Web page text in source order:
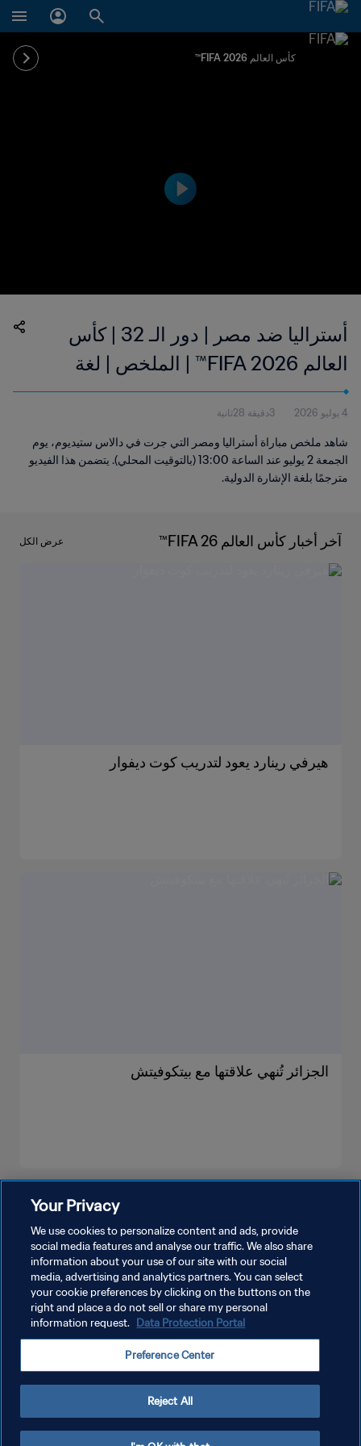
كأس العالم FIFA 2026™
أستراليا ضد مصر | دور الـ 32 | كأس
العالم FIFA 2026™ | الملخص | لغة
الإشارة الدولية (IS)
4 يوليو 2026 3دقيقة 28ثانية
شاهد ملخص مباراة أستراليا ومصر التي جرت في دالاس ستيديوم، يوم
الجمعة 2 يوليو عند الساعة 13:00 (بالتوقيت المحلي). يتضمن هذا الفيديو
مترجمًا بلغة الإشارة الدولية.
آخر أخبار كأس العالم FIFA 26™ عرض الكل
هيرفي رينارد يعود لتدريب كوت ديفوار
الجزائر تُنهي علاقتها مع بيتكوفيتش
إدارة تفضيلات ملفات تعريف الارتباط
Your Privacy
We use cookies to personalize content and ads, provide
social media features and analyse our traffic. We also share
information about your use of our site with our social
media, advertising and analytics partners. You can select
your cookie preferences by clicking on the buttons on the
right and place a do not sell or share my personal
information request. Data Protection Portal
Preference Center
Reject All